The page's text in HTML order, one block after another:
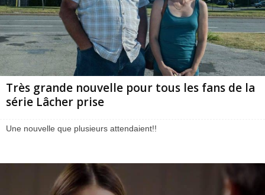
Très grande nouvelle pour tous les fans de la
série Lâcher prise
Une nouvelle que plusieurs attendaient!!